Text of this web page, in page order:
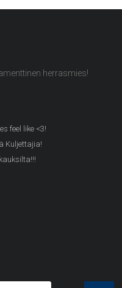
herrasmies!
feel like <3!
Kuljettajia!